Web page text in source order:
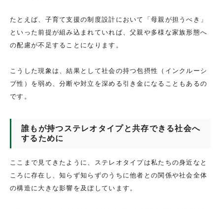
たとえば、子育て支援の制度設計において「母親が担うべき」
といった前提が組み込まれていれば、父親や多様な家族形態へ
の配慮が不足することになります。
こうした現象は、結果として社会の持つ包摂性（インクルーシ
ブ性）を弱め、分断や対立を深める引き金になることもあるの
です。
誰もが持つステレオタイプと共存できる社会へ
するために
ここまで見てきたように、ステレオタイプは私たちの身近なと
ころに存在し、知らず知らずのうちに他者との関係や社会全体
の構造に大きな影響を及ぼしています。